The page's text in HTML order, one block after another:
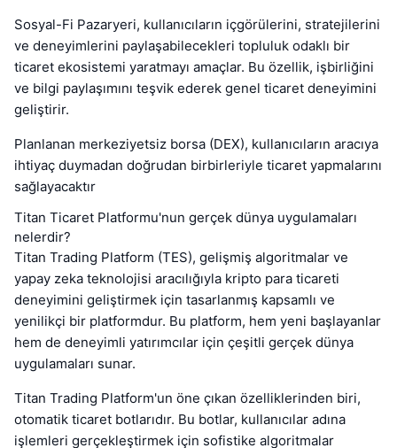
Sosyal-Fi Pazaryeri, kullanıcıların içgörülerini, stratejilerini
ve deneyimlerini paylaşabilecekleri topluluk odaklı bir
ticaret ekosistemi yaratmayı amaçlar. Bu özellik, işbirliğini
ve bilgi paylaşımını teşvik ederek genel ticaret deneyimini
geliştirir.
Planlanan merkeziyetsiz borsa (DEX), kullanıcıların aracıya
ihtiyaç duymadan doğrudan birbirleriyle ticaret yapmalarını
sağlayacaktır
Titan Ticaret Platformu'nun gerçek dünya uygulamaları
nelerdir?
Titan Trading Platform (TES), gelişmiş algoritmalar ve
yapay zeka teknolojisi aracılığıyla kripto para ticareti
deneyimini geliştirmek için tasarlanmış kapsamlı ve
yenilikçi bir platformdur. Bu platform, hem yeni başlayanlar
hem de deneyimli yatırımcılar için çeşitli gerçek dünya
uygulamaları sunar.
Titan Trading Platform'un öne çıkan özelliklerinden biri,
otomatik ticaret botlarıdır. Bu botlar, kullanıcılar adına
işlemleri gerçekleştirmek için sofistike algoritmalar